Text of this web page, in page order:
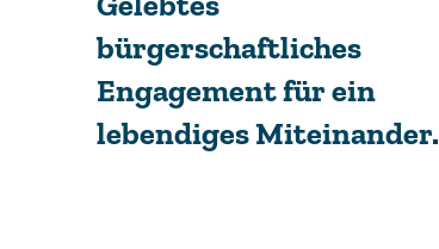
bürgerschaftliches
Engagementfür ein
lebendiges Miteinander.